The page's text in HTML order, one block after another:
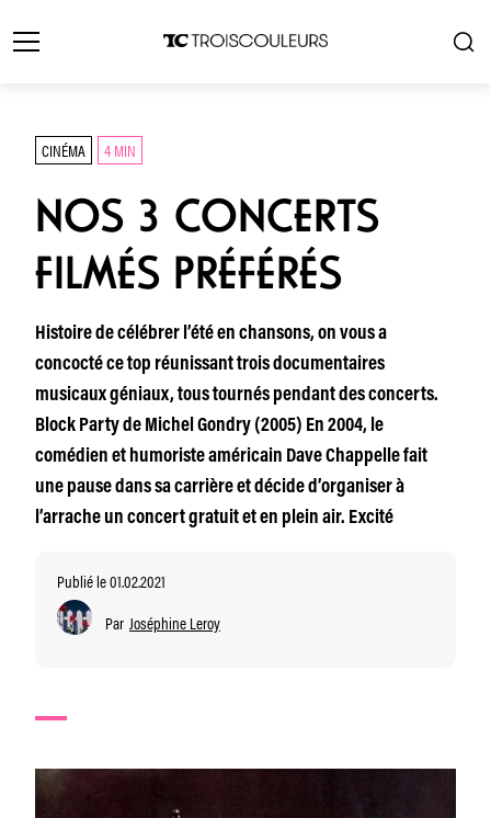
CINÉMA 4 MIN
NOS 3 CONCERTS
FILMÉS PRÉFÉRÉS
Histoire de célébrer l’été en chansons, on vous a
concocté ce top réunissant trois documentaires
musicaux géniaux, tous tournés pendant des concerts.
Block Party de Michel Gondry (2005) En 2004, le
comédien et humoriste américain Dave Chappelle fait
une pause dans sa carrière et décide d’organiser à
l’arrache un concert gratuit et en plein air. Excité
Publié le 01.02.2021
Par Joséphine Leroy